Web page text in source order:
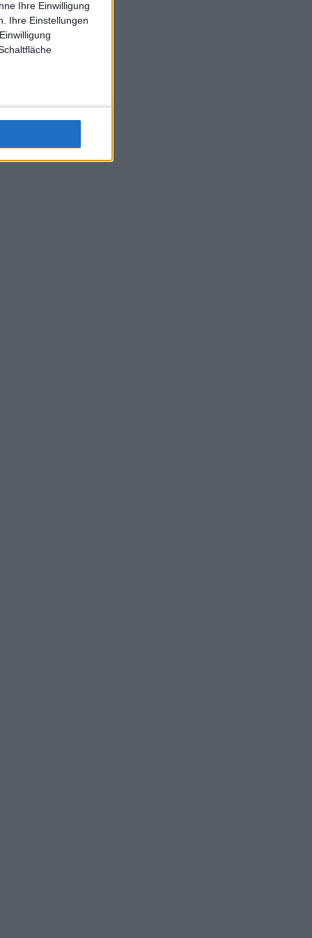
Ihre Einwilligung
Ihre Einstellungen
L-Struff wahrscheinlich morge 3 Spiele absolvieren (2.
1x Doppel) dank der hervorragenden Unterstützung
für F-A-A